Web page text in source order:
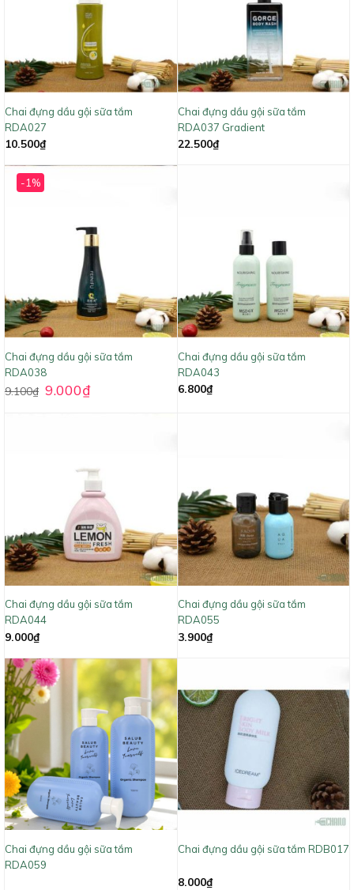
Chai đựng dầu gội sữa tắm
RDA027
10.500₫
Chai đựng dầu gội sữa tắm
RDA037 Gradient
22.500₫
-1%
Chai đựng dầu gội sữa tắm
RDA038
9.100₫ 9.000₫
Chai đựng dầu gội sữa tắm
RDA043
6.800₫
Chai đựng dầu gội sữa tắm
RDA044
9.000₫
Chai đựng dầu gội sữa tắm
RDA055
3.900₫
Chai đựng dầu gội sữa tắm
RDA059
Chai đựng dầu gội sữa tắm RDB017
8.000₫